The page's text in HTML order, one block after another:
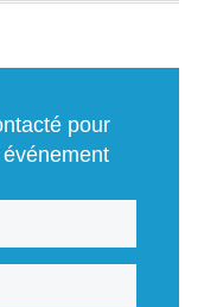
pour